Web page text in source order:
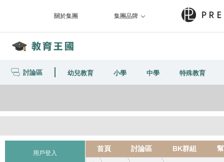
關於集團 集團品牌
討論區 幼兒教育 小學 中學 特殊教育
用戶登入
首頁 討論區 BK群組